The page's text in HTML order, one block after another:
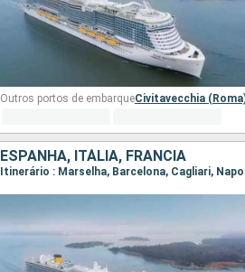
Outros portos de embarqueCivitavecchia
ESPANHA, ITÁLIA, FRANCIA
Itinerário : Marselha, Barcelona, Cagliari,